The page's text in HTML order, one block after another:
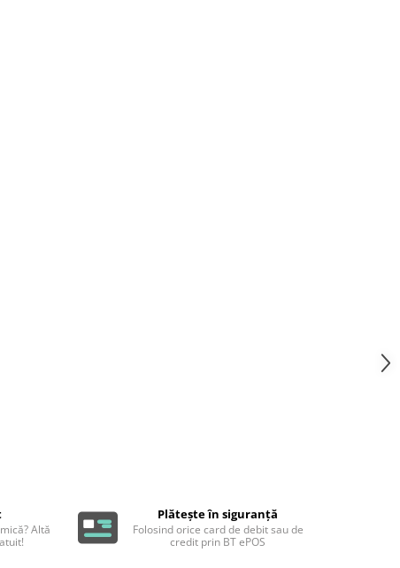
Altă
Plătește în siguranță
Folosind orice card de debit sau de
credit prin BT ePOS